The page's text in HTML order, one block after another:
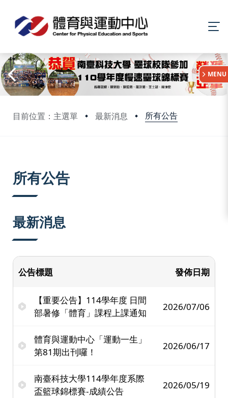
目前位置：主選單 最新消息 所有公告
MENU
所有公告
最新消息
公告標題 發佈日期
【重要公告】114學年度 日間
部暑修「體育」課程上課通知
2026/07/06
體育與運動中心「運動一生」
第81期出刊囉！
2026/06/17
南臺科技大學114學年度系際
盃籃球錦標賽-成績公告
2026/05/19